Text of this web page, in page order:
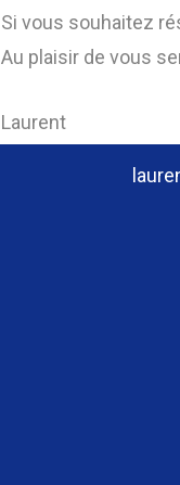
Si vous souhaitez
Au plaisir de vous
Laurent